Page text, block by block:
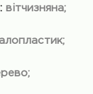
вітчизняна;